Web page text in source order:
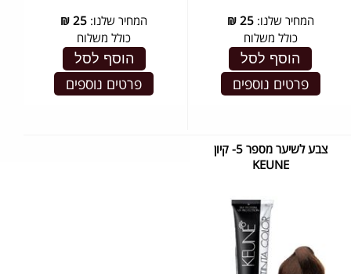
המחיר שלנו:25
₪
כולל משלוח
הוסף לסל
פרטים נוספים
המחיר שלנו: 25
₪
כולל משלוח
הוסף לסל
פרטים נוספים
צבע לשיער מספר 5- קיון
KEUNE